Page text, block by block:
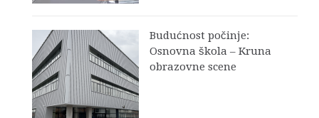
Budućnost počinje:
Osnovna škola – Kruna
obrazovne scene